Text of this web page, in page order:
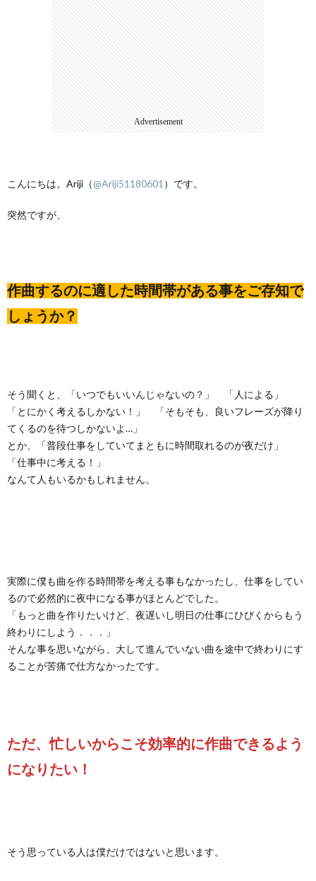
Advertisement
こんにちは。Ariji（@Ariji51180601 ）です。
突然ですが、
作曲するのに適した時間帯がある事をご存知で
しょうか？
そう聞くと、「いつでもいいんじゃないの？」 「人による」
「とにかく考えるしかない！」 「そもそも、良いフレーズが降り
てくるのを待つしかないよ…」
とか、「普段仕事をしていてまともに時間取れるのが夜だけ」
「仕事中に考える！」
なんて人もいるかもしれません。
実際に僕も曲を作る時間帯を考える事もなかったし、仕事をしてい
るので必然的に夜中になる事がほとんどでした。
「もっと曲を作りたいけど、夜遅いし明日の仕事にひびくからもう
終わりにしよう．．．」
そんな事を思いながら、大して進んでいない曲を途中で終わりにす
ることが苦痛で仕方なかったです。
ただ、忙しいからこそ効率的に作曲できるよう
になりたい！
そう思っている人は僕だけではないと思います。